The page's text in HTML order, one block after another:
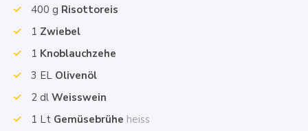
400 g Risottoreis
1 Zwiebel
1 Knoblauchzehe
3 EL Olivenöl
2 dl Weisswein
1 Lt Gemüsebrühe heiss